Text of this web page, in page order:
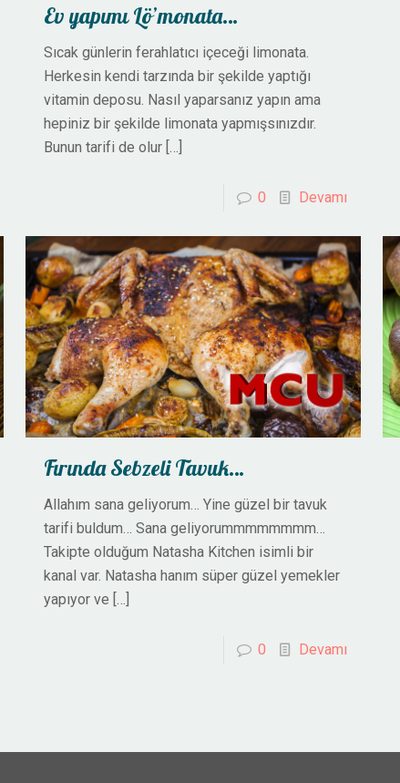
Ev yapımı Lö’monata…
Sıcak günlerin ferahlatıcı içeceği limonata.
Herkesin kendi tarzında bir şekilde yaptığı
vitamin deposu. Nasıl yaparsanız yapın ama
hepiniz bir şekilde limonata yapmışsınızdır.
Bunun tarifi de olur[…]
0 Devamı
Fırında Sebzeli Tavuk…
Allahım sana geliyorum… Yine güzel bir tavuk
tarifi buldum… Sana geliyorummmmmmmm…
Takipte olduğum Natasha Kitchen isimli bir
kanal var. Natasha hanım süper güzel yemekler
yapıyor ve […]
0 Devamı